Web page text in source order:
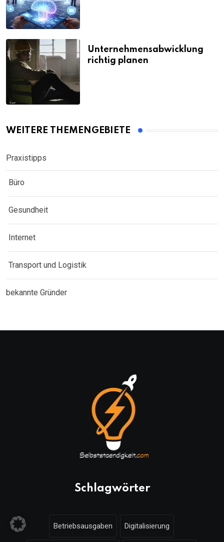
Unternehmensabwicklung
richtig planen
WEITERE THEMENGEBIETE
Praxistipps
Büro
Gesundheit
Internet
Transport und Logistik
bekannte Gründer
Schlagwörter
Betriebsausgaben Digitalisierung